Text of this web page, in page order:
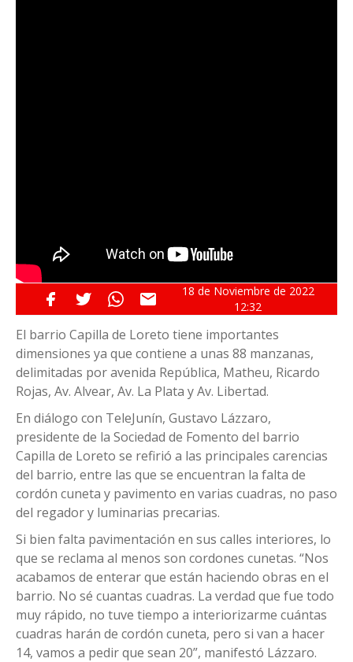
18 de Noviembre de 2022
12:32
El barrio Capilla de Loreto tiene importantes
dimensiones ya que contiene a unas 88 manzanas,
delimitadas por avenida República, Matheu, Ricardo
Rojas, Av. Alvear, Av. La Plata y Av. Libertad.
En diálogo con TeleJunín, Gustavo Lázzaro,
presidente de la Sociedad de Fomento del barrio
Capilla de Loreto se refirió a las principales carencias
del barrio, entre las que se encuentran la falta de
cordón cuneta y pavimento en varias cuadras, no paso
del regador y luminarias precarias.
Si bien falta pavimentación en sus calles interiores, lo
que se reclama al menos son cordones cunetas. “Nos
acabamos de enterar que están haciendo obras en el
barrio. No sé cuantas cuadras. La verdad que fue todo
muy rápido, no tuve tiempo a interiorizarme cuántas
cuadras harán de cordón cuneta, pero si van a hacer
14, vamos a pedir que sean 20”, manifestó Lázzaro.